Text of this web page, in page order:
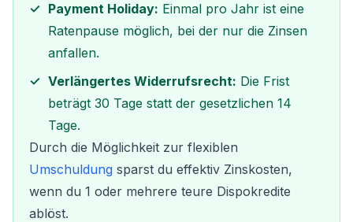
Payment Holiday: Einmal pro Jahr ist eine
Ratenpause möglich, bei der nur die Zinsen
anfallen.
Verlängertes Widerrufsrecht: Die Frist
beträgt 30 Tage statt der gesetzlichen 14
Tage.
Durch die Möglichkeit zur flexiblen
Umschuldung sparst du effektiv Zinskosten,
wenn du 1 oder mehrere teure Dispokredite
ablöst.